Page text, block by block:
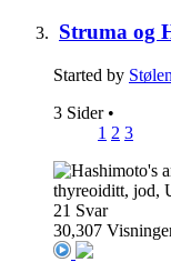
Struma og
Started by Stølen
3 Sider •
1 2 3
21 Svar
30,307